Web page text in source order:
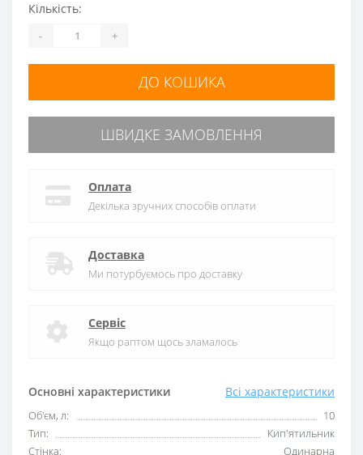
Основні характеристики Всі характеристики
Об'єм, л:
10
Тип:
Кип'ятильник
Стінка:
Одинарна
Кількість:
- +
ДО КОШИКА
ШВИДКЕ ЗАМОВЛЕННЯ
Оплата
Декілька зручних способів оплати
Доставка
Ми потурбуємось про доставку
Сервіс
Якщо раптом щось зламалось